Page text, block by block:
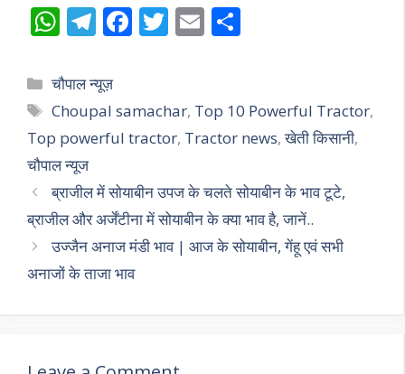
W
h
at
s
A
p
p
T
el
e
gr
a
F
ac
b
o
k
T
w
er
E
m
l e
Categories
चौपाल न्यूज़
Tags
Choupal samachar, Top 10 Powerful Tractor,
Top powerful tractor, Tractor news,खेती किसानी,
चौपाल न्यूज
ब्राजील में सोयाबीन उपज के चलते सोयाबीन के भाव टूटे,
ब्राजील और अर्जेंटीना में सोयाबीन के क्या भाव है, जानें..
उज्जैन अनाज मंडी भाव | आज के सोयाबीन, गेंहू एवं सभी
अनाजों के ताजा भाव